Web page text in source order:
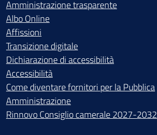
Amministrazione trasparente
Albo Online
Affissioni
Transizione digitale
Dichiarazione di accessibilità
Accessibilità
Come diventare fornitori per la Pubblica
Amministrazione
Rinnovo Consiglio camerale 2027-2032